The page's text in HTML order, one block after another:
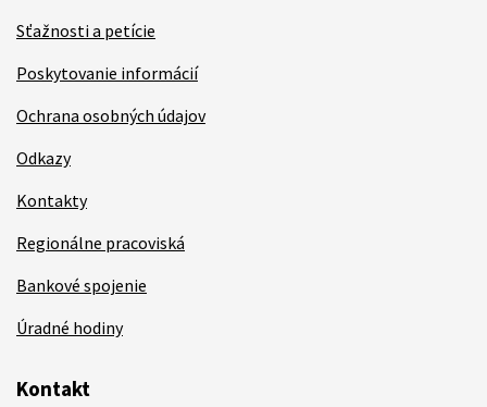
Sťažnosti a petície
Poskytovanie informácií
Ochrana osobných údajov
Odkazy
Kontakty
Regionálne pracoviská
Bankové spojenie
Úradné hodiny
Kontakt